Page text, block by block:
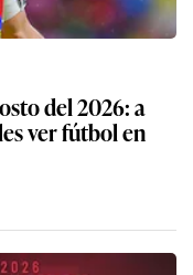
del 2026: a
ver fútbol en